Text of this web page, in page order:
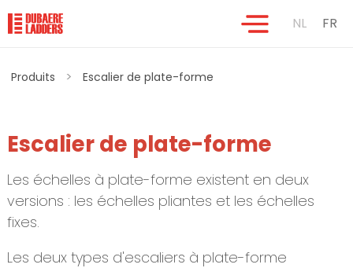
NL FR
Produits > Escalier de plate-forme
Escalier de plate-forme
Les échelles à plate-forme existent en deux
versions : les échelles pliantes et les échelles
fixes.
Les deux types d'escaliers à plate-forme